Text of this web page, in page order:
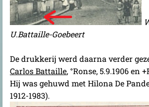
U.Battaille-Goebeert
De drukkerij werd daarna verder
Carlos Battaille, °Ronse, 5.9.1906 en
Hij was gehuwd met Hilona De
1912-1983).